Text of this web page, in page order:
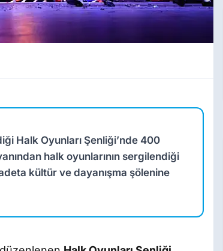
Halk Oyunları Şenliği’nde 400
halk oyunlarının sergilendiği
kültür ve dayanışma şölenine